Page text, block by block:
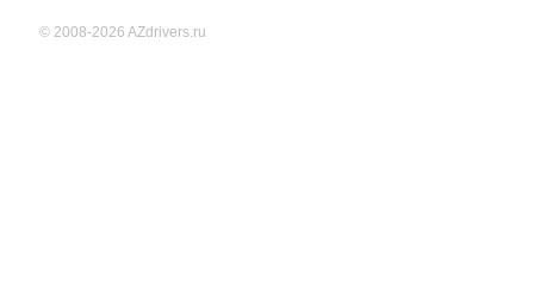
© 2008-2026 AZdrivers.ru